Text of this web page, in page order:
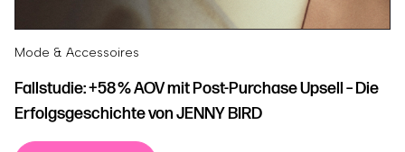
Mode & Accessoires
Fallstudie: +58 % AOV mit Post-Purchase Upsell – Die
Erfolgsgeschichte von JENNY BIRD